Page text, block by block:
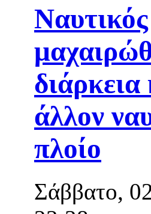
άλλον
πλοίο
Σάββατο,